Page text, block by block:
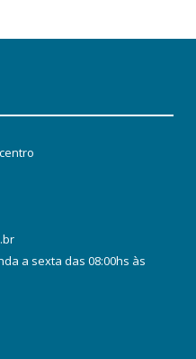
a sexta das 08:00hs às